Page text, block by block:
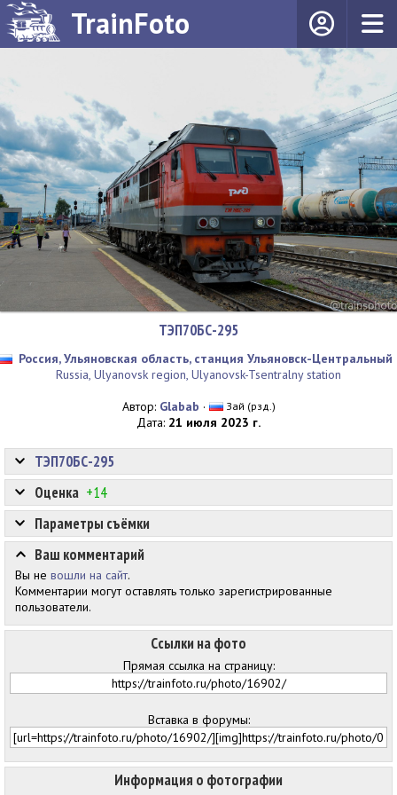
TrainFoto
ТЭП70БС-295
Россия, Ульяновская область, станция Ульяновск-Центральный
Russia, Ulyanovsk region, Ulyanovsk-Tsentralny station
Автор: Glabab · Зай (рзд.)
Дата: 21 июля 2023 г.
Информация о фотографии
Оценка +14
Ссылки на фото
Прямая ссылка на страницу:
Вставка в форумы:
ТЭП70БС-295
Параметры съёмки
Ваш комментарий
Вы не вошли на сайт.
Комментарии могут оставлять только зарегистрированные
пользователи.